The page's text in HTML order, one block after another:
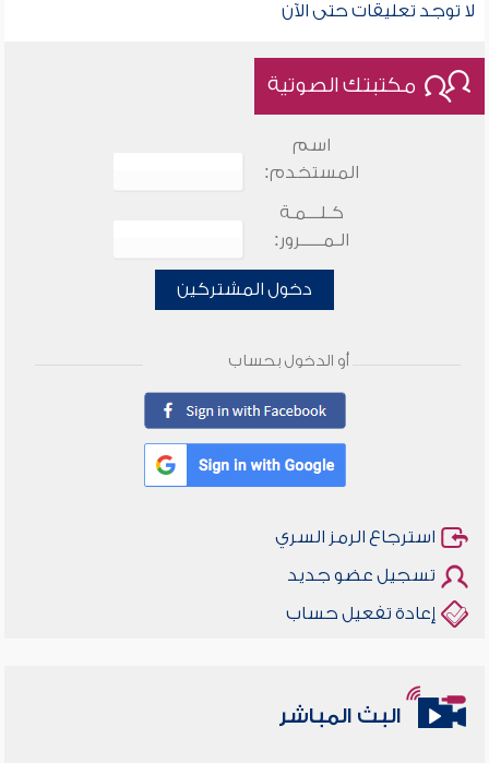
لا توجد تعليقات حتى الآن
مكتبتك الصوتية
اسم
المستخدم:
كـلـــمـة
الـمـــــرور:
دخول المشتركين
أو الدخول بحساب
استرجاع الرمز السري
تسجيل عضو جديد
إعادة تفعيل حساب
البث المباشر